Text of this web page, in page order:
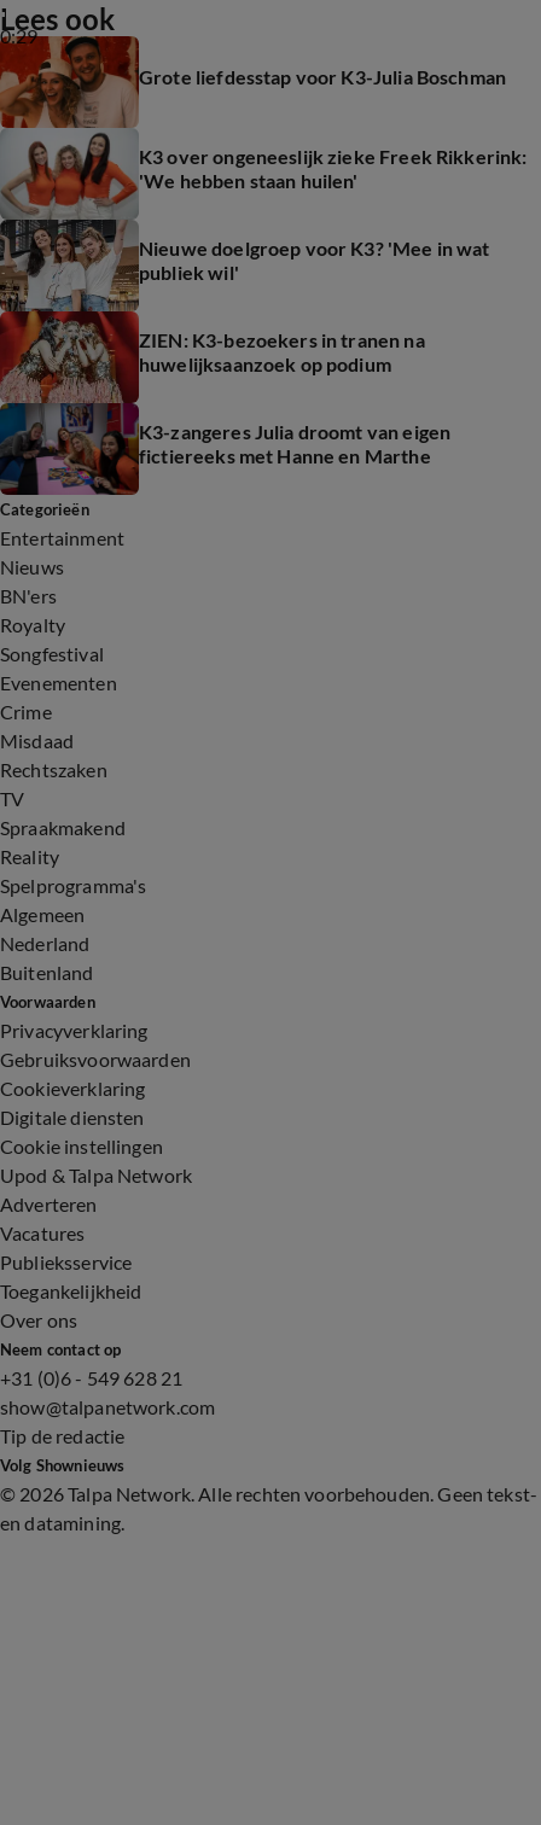
0:29
Lees ook
Grote liefdesstap voor K3-Julia Boschman
K3 over ongeneeslijk zieke Freek Rikkerink:
'We hebben staan huilen'
Nieuwe doelgroep voor K3? 'Mee in wat
publiek wil'
ZIEN: K3-bezoekers in tranen na
huwelijksaanzoek op podium
K3-zangeres Julia droomt van eigen
fictiereeks met Hanne en Marthe
Categorieën
Entertainment
Nieuws
BN'ers
Royalty
Songfestival
Evenementen
Crime
Misdaad
Rechtszaken
TV
Spraakmakend
Reality
Spelprogramma's
Algemeen
Nederland
Buitenland
Voorwaarden
Privacyverklaring
Gebruiksvoorwaarden
Cookieverklaring
Digitale diensten
Cookie instellingen
Upod & Talpa Network
Adverteren
Vacatures
Publieksservice
Toegankelijkheid
Over ons
Neem contact op
+31 (0)6 - 549 628 21
show@talpanetwork.com
Tip de redactie
Volg Shownieuws
© 2026 Talpa Network. Alle rechten voorbehouden. Geen tekst-
en datamining.